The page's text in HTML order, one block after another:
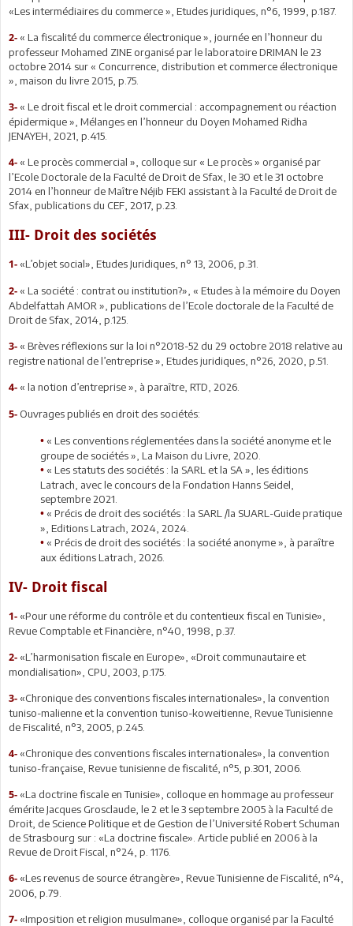
«Les intermédiaires du commerce », Etudes juridiques, n°6, 1999, p.187.
2- « La fiscalité du commerce électronique », journée en l’honneur du
professeur Mohamed ZINE organisé par le laboratoire DRIMAN le 23
octobre 2014 sur « Concurrence, distribution et commerce électronique
», maison du livre 2015, p.75.
3- « Le droit fiscal et le droit commercial : accompagnement ou réaction
épidermique », Mélanges en l’honneur du Doyen Mohamed Ridha
JENAYEH, 2021, p.415.
4- « Le procès commercial », colloque sur « Le procès » organisé par
l’Ecole Doctorale de la Faculté de Droit de Sfax, le 30 et le 31 octobre
2014 en l’honneur de Maître Néjib FEKI assistant à la Faculté de Droit de
Sfax, publications du CEF, 2017, p.23.
III- Droit des sociétés
1- «L’objet social», Etudes Juridiques, n° 13, 2006, p.31.
2- « La société : contrat ou institution?», « Etudes à la mémoire du Doyen
Abdelfattah AMOR », publications de l’Ecole doctorale de la Faculté de
Droit de Sfax, 2014, p.125.
3- « Brèves réflexions sur la loi n°2018-52 du 29 octobre 2018 relative au
registre national de l’entreprise », Etudes juridiques, n°26, 2020, p.51.
4- « la notion d’entreprise », à paraître, RTD, 2026.
5- Ouvrages publiés en droit des sociétés:
• « Les conventions réglementées dans la société anonyme et le
groupe de sociétés », La Maison du Livre, 2020.
• « Les statuts des sociétés : la SARL et la SA », les éditions
Latrach, avec le concours de la Fondation Hanns Seidel,
septembre 2021.
• « Précis de droit des sociétés : la SARL /la SUARL-Guide pratique
», Editions Latrach, 2024, 2024.
• « Précis de droit des sociétés : la société anonyme », à paraître
aux éditions Latrach, 2026.
IV- Droit fiscal
1- «Pour une réforme du contrôle et du contentieux fiscal en Tunisie»,
Revue Comptable et Financière, n°40, 1998, p.37.
2- «L’harmonisation fiscale en Europe», «Droit communautaire et
mondialisation», CPU, 2003, p.175.
3- «Chronique des conventions fiscales internationales», la convention
tuniso-malienne et la convention tuniso-koweitienne, Revue Tunisienne
de Fiscalité, n°3, 2005, p.245.
4- «Chronique des conventions fiscales internationales», la convention
tuniso-française, Revue tunisienne de fiscalité, n°5, p.301, 2006.
5- «La doctrine fiscale en Tunisie», colloque en hommage au professeur
émérite Jacques Grosclaude, le 2 et le 3 septembre 2005 à la Faculté de
Droit, de Science Politique et de Gestion de l’Université Robert Schuman
de Strasbourg sur : «La doctrine fiscale». Article publié en 2006 à la
Revue de Droit Fiscal, n°24, p. 1176.
6- «Les revenus de source étrangère», Revue Tunisienne de Fiscalité, n°4,
2006, p.79.
7- «Imposition et religion musulmane», colloque organisé par la Faculté